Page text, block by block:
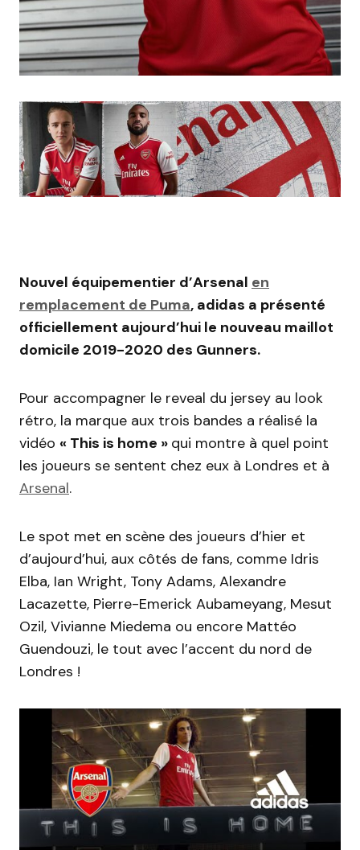
Nouvel équipementier d’Arsenal en
remplacement de Puma, adidas a présenté
officiellement aujourd’hui le nouveau maillot
domicile 2019-2020 des Gunners.
Pour accompagner le reveal du jersey au look
rétro, la marque aux trois bandes a réalisé la
vidéo « This is home » qui montre à quel point
les joueurs se sentent chez eux à Londres et à
Arsenal.
Le spot met en scène des joueurs d’hier et
d’aujourd’hui, aux côtés de fans, comme Idris
Elba, Ian Wright, Tony Adams, Alexandre
Lacazette, Pierre-Emerick Aubameyang, Mesut
Ozil, Vivianne Miedema ou encore Mattéo
Guendouzi, le tout avec l’accent du nord de
Londres !